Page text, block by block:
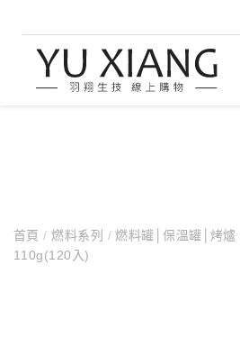
首頁/ 燃料系列 /燃料罐│保溫罐│烤爐
110g(120入)